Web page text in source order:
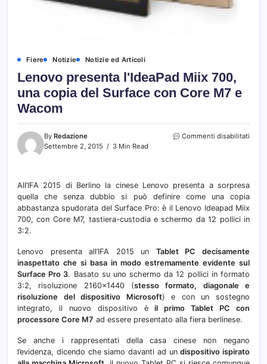
Fiere Notizie Notizie ed Articoli
Lenovo presenta l'IdeaPad Miix 700,
una copia del Surface con Core M7 e
Wacom
By Redazione
Settembre 2, 2015
3 Min Read
Commenti disabilitati
700,
una
e
All’IFA 2015 di Berlino la cinese Lenovo presenta a sorpresa
quella che senza dubbio si può definire come una copia
abbastanza spudorata del Surface Pro: è il Lenovo Ideapad Miix
700, con Core M7, tastiera-custodia e schermo da 12 pollici in
3:2.
Lenovo presenta all’IFA 2015 un Tablet PC decisamente
inaspettato che si basa in modo estremamente evidente sul
Surface Pro 3. Basato su uno schermo da 12 pollici in formato
3:2, risoluzione 2160×1440 (stesso formato, diagonale e
risoluzione del dispositivo Microsoft) e con un sostegno
integrato, il nuovo dispositivo è il primo Tablet PC con
processore Core M7 ad essere presentato alla fiera berlinese.
Se anche i rappresentati della casa cinese non negano
l’evidenza, dicendo che siamo davanti ad undispositivo ispirato